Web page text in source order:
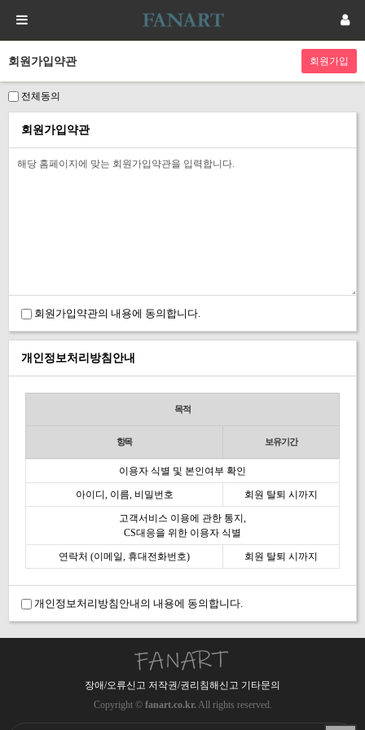
회원가입약관
전체동의
회원가입약관
회원가입약관의 내용에 동의합니다.
개인정보처리방침안내
목적
항목 보유기간
이용자 식별 및 본인여부 확인
아이디, 이름, 비밀번호 회원 탈퇴 시까지
고객서비스 이용에 관한 통지,
CS대응을 위한 이용자 식별
연락처 (이메일, 휴대전화번호) 회원 탈퇴 시까지
개인정보처리방침안내의 내용에 동의합니다.
장애/오류신고 저작권/권리침해신고 기타문의
Copyright © fanart.co.kr. All rights reserved.